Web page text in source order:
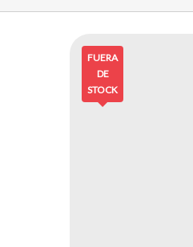
FUERA
DE
STOCK